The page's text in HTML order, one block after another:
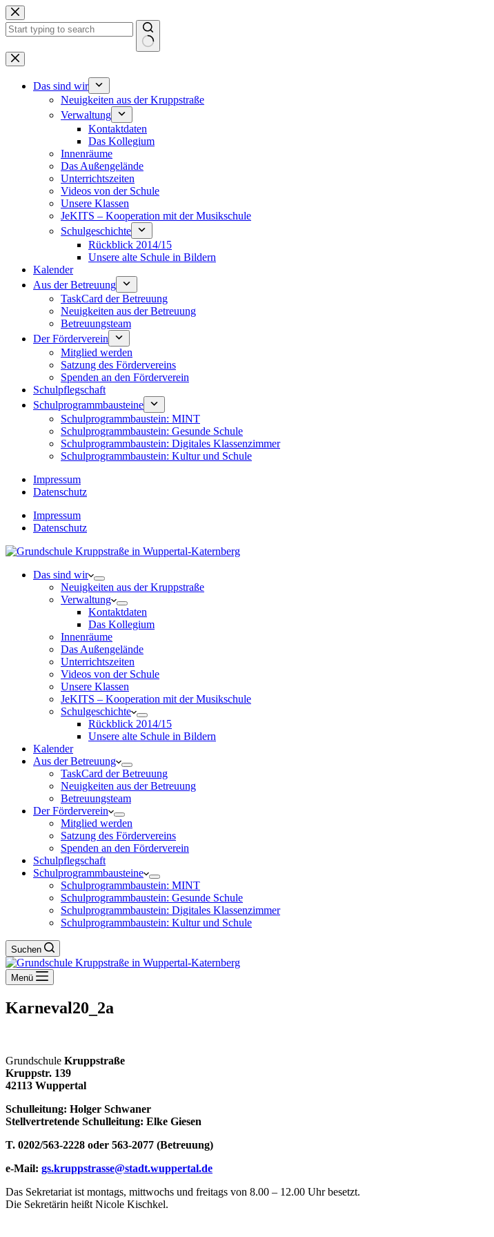
Zum
Inhalt
springen
Keine
Ergebnisse
Das sind wir
Neuigkeiten aus der Kruppstraße
Verwaltung
Kontaktdaten
Das Kollegium
Innenräume
Das Außengelände
Unterrichtszeiten
Videos von der Schule
Unsere Klassen
JeKITS – Kooperation mit der Musikschule
Schulgeschichte
Rückblick 2014/15
Unsere alte Schule in Bildern
Kalender
Aus der Betreuung
TaskCard der Betreuung
Neuigkeiten aus der Betreuung
Betreuungsteam
Der Förderverein
Mitglied werden
Satzung des Fördervereins
Spenden an den Förderverein
Schulpflegschaft
Schulprogrammbausteine
Schulprogrammbaustein: MINT
Schulprogrammbaustein: Gesunde Schule
Schulprogrammbaustein: Digitales Klassenzimmer
Schulprogrammbaustein: Kultur und Schule
Impressum
Datenschutz
Impressum
Datenschutz
Das sind wir
Neuigkeiten aus der Kruppstraße
Verwaltung
Kontaktdaten
Das Kollegium
Innenräume
Das Außengelände
Unterrichtszeiten
Videos von der Schule
Unsere Klassen
JeKITS – Kooperation mit der Musikschule
Schulgeschichte
Rückblick 2014/15
Unsere alte Schule in Bildern
Kalender
Aus der Betreuung
TaskCard der Betreuung
Neuigkeiten aus der Betreuung
Betreuungsteam
Der Förderverein
Mitglied werden
Satzung des Fördervereins
Spenden an den Förderverein
Schulpflegschaft
Schulprogrammbausteine
Schulprogrammbaustein: MINT
Schulprogrammbaustein: Gesunde Schule
Schulprogrammbaustein: Digitales Klassenzimmer
Schulprogrammbaustein: Kultur und Schule
Suchen
Menü
Karneval20_2a
Grundschule Kruppstraße
Kruppstr. 139
42113 Wuppertal
Schulleitung: Holger Schwaner
Stellvertretende Schulleitung: Elke Giesen
T. 0202/563-2228 oder 563-2077 (Betreuung)
e-Mail: gs.kruppstrasse@stadt.wuppertal.de
Das Sekretariat ist montags, mittwochs und freitags von 8.00 – 12.00 Uhr besetzt.
Die Sekretärin heißt Nicole Kischkel.